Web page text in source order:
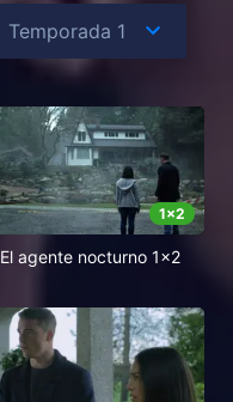
1x2
El agente nocturno 1x2